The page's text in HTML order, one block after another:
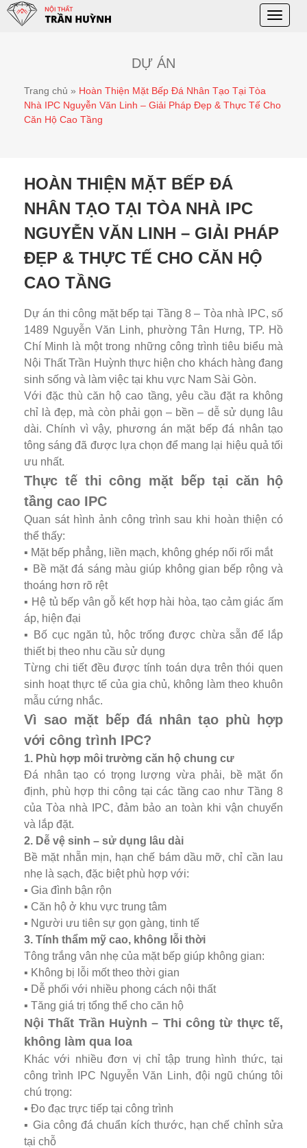
Toggle
DỰ ÁN
Trang chủ » Hoàn Thiện Mặt Bếp Đá Nhân Tạo Tại Tòa
Nhà IPC Nguyễn Văn Linh – Giải Pháp Đẹp & Thực Tế Cho
Căn Hộ Cao Tầng
HOÀN THIỆN MẶT BẾP ĐÁ
NHÂN TẠO TẠI TÒA NHÀ IPC
NGUYỄN VĂN LINH – GIẢI PHÁP
ĐẸP & THỰC TẾ CHO CĂN HỘ
CAO TẦNG
Dự án thi công mặt bếp tại Tầng 8 – Tòa nhà IPC, số
1489 Nguyễn Văn Linh, phường Tân Hưng, TP. Hồ
Chí Minh là một trong những công trình tiêu biểu mà
Nội Thất Trần Huỳnh thực hiện cho khách hàng đang
sinh sống và làm việc tại khu vực Nam Sài Gòn.
Với đặc thù căn hộ cao tầng, yêu cầu đặt ra không
chỉ là đẹp, mà còn phải gọn – bền – dễ sử dụng lâu
dài. Chính vì vậy, phương án mặt bếp đá nhân tạo
tông sáng đã được lựa chọn để mang lại hiệu quả tối
ưu nhất.
Thực tế thi công mặt bếp tại căn hộ
tầng cao IPC
Quan sát hình ảnh công trình sau khi hoàn thiện có
thể thấy:
▪️ Mặt bếp phẳng, liền mạch, không ghép nối rối mắt
▪️ Bề mặt đá sáng màu giúp không gian bếp rộng và
thoáng hơn rõ rệt
▪️ Hệ tủ bếp vân gỗ kết hợp hài hòa, tạo cảm giác ấm
áp, hiện đại
▪️ Bố cục ngăn tủ, hộc trống được chừa sẵn để lắp
thiết bị theo nhu cầu sử dụng
Từng chi tiết đều được tính toán dựa trên thói quen
sinh hoạt thực tế của gia chủ, không làm theo khuôn
mẫu cứng nhắc.
Vì sao mặt bếp đá nhân tạo phù hợp
với công trình IPC?
1. Phù hợp môi trường căn hộ chung cư
Đá nhân tạo có trọng lượng vừa phải, bề mặt ổn
định, phù hợp thi công tại các tầng cao như Tầng 8
của Tòa nhà IPC, đảm bảo an toàn khi vận chuyển
và lắp đặt.
2. Dễ vệ sinh – sử dụng lâu dài
Bề mặt nhẵn mịn, hạn chế bám dầu mỡ, chỉ cần lau
nhẹ là sạch, đặc biệt phù hợp với:
▪️ Gia đình bận rộn
▪️ Căn hộ ở khu vực trung tâm
▪️ Người ưu tiên sự gọn gàng, tinh tế
3. Tính thẩm mỹ cao, không lỗi thời
Tông trắng vân nhẹ của mặt bếp giúp không gian:
▪️ Không bị lỗi mốt theo thời gian
▪️ Dễ phối với nhiều phong cách nội thất
▪️ Tăng giá trị tổng thể cho căn hộ
Nội Thất Trần Huỳnh – Thi công từ thực tế,
không làm qua loa
Khác với nhiều đơn vị chỉ tập trung hình thức, tại
công trình IPC Nguyễn Văn Linh, đội ngũ chúng tôi
chú trọng:
▪️ Đo đạc trực tiếp tại công trình
▪️ Gia công đá chuẩn kích thước, hạn chế chỉnh sửa
tại chỗ